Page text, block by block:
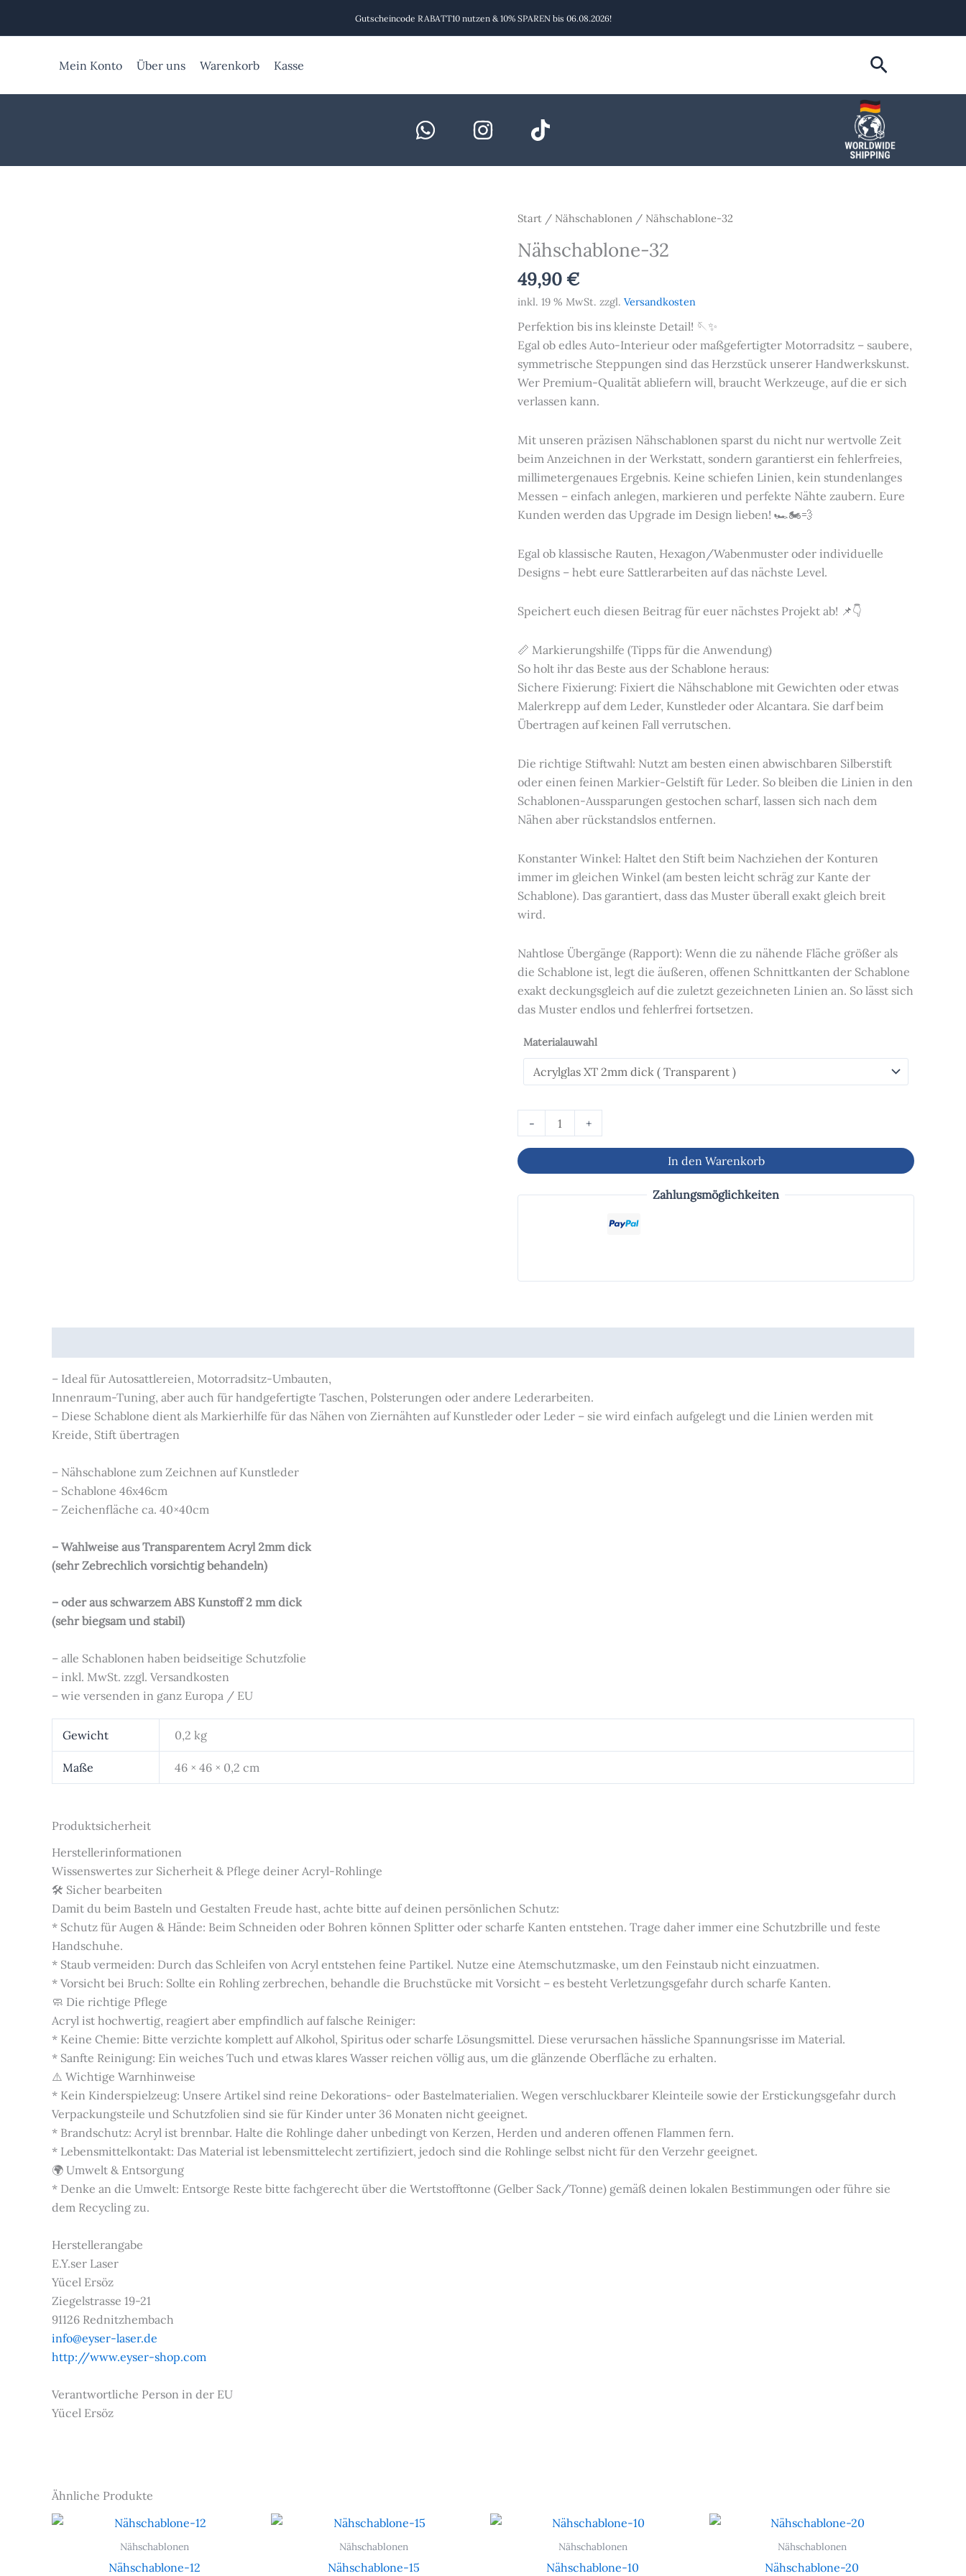
Gutscheincode RABATT10 nutzen & 10% SPAREN bis 06.08.2026!
Mein Konto Über uns Warenkorb Kasse Suchen
Start / Nähschablonen / Nähschablone-32
Nähschablone-32
49,90€
inkl. 19 % MwSt. zzgl. Versandkosten
Perfektion bis ins kleinste Detail! 🪡✨
Egal ob edles Auto-Interieur oder maßgefertigter Motorradsitz – saubere,
symmetrische Steppungen sind das Herzstück unserer Handwerkskunst.
Wer Premium-Qualität abliefern will, braucht Werkzeuge, auf die er sich
verlassen kann.
Mit unseren präzisen Nähschablonen sparst du nicht nur wertvolle Zeit
beim Anzeichnen in der Werkstatt, sondern garantierst ein fehlerfreies,
millimetergenaues Ergebnis. Keine schiefen Linien, kein stundenlanges
Messen – einfach anlegen, markieren und perfekte Nähte zaubern. Eure
Kunden werden das Upgrade im Design lieben! 🏎️🏍️💨
Egal ob klassische Rauten, Hexagon/Wabenmuster oder individuelle
Designs – hebt eure Sattlerarbeiten auf das nächste Level.
Speichert euch diesen Beitrag für euer nächstes Projekt ab! 📌👇
📏 Markierungshilfe (Tipps für die Anwendung)
So holt ihr das Beste aus der Schablone heraus:
Sichere Fixierung: Fixiert die Nähschablone mit Gewichten oder etwas
Malerkrepp auf dem Leder, Kunstleder oder Alcantara. Sie darf beim
Übertragen auf keinen Fall verrutschen.
Die richtige Stiftwahl: Nutzt am besten einen abwischbaren Silberstift
oder einen feinen Markier-Gelstift für Leder. So bleiben die Linien in den
Schablonen-Aussparungen gestochen scharf, lassen sich nach dem
Nähen aber rückstandslos entfernen.
Konstanter Winkel: Haltet den Stift beim Nachziehen der Konturen
immer im gleichen Winkel (am besten leicht schräg zur Kante der
Schablone). Das garantiert, dass das Muster überall exakt gleich breit
wird.
Nahtlose Übergänge (Rapport): Wenn die zu nähende Fläche größer als
die Schablone ist, legt die äußeren, offenen Schnittkanten der Schablone
exakt deckungsgleich auf die zuletzt gezeichneten Linien an. So lässt sich
das Muster endlos und fehlerfrei fortsetzen.
Materialauwahl
-
Nähschablone-
Menge
+
In den Warenkorb
Zahlungsmöglichkeiten
– Ideal für Autosattlereien, Motorradsitz-Umbauten,
Innenraum-Tuning, aber auch für handgefertigte Taschen, Polsterungen oder andere Lederarbeiten.
– Diese Schablone dient als Markierhilfe für das Nähen von Ziernähten auf Kunstleder oder Leder – sie wird einfach aufgelegt und die Linien werden mit
Kreide, Stift übertragen
– Nähschablone zum Zeichnen auf Kunstleder
– Schablone 46x46cm
– Zeichenfläche ca. 40×40cm
– Wahlweise aus Transparentem Acryl 2mm dick
(sehr Zebrechlich vorsichtig behandeln)
– oder aus schwarzem ABS Kunstoff 2 mm dick
(sehr biegsam und stabil)
– alle Schablonen haben beidseitige Schutzfolie
– inkl. MwSt. zzgl. Versandkosten
– wie versenden in ganz Europa / EU
Gewicht 0,2 kg
Maße 46 × 46 × 0,2 cm
Produktsicherheit
Herstellerinformationen
Wissenswertes zur Sicherheit & Pflege deiner Acryl-Rohlinge
🛠️ Sicher bearbeiten
Damit du beim Basteln und Gestalten Freude hast, achte bitte auf deinen persönlichen Schutz:
* Schutz für Augen & Hände: Beim Schneiden oder Bohren können Splitter oder scharfe Kanten entstehen. Trage daher immer eine Schutzbrille und feste
Handschuhe.
* Staub vermeiden: Durch das Schleifen von Acryl entstehen feine Partikel. Nutze eine Atemschutzmaske, um den Feinstaub nicht einzuatmen.
* Vorsicht bei Bruch: Sollte ein Rohling zerbrechen, behandle die Bruchstücke mit Vorsicht – es besteht Verletzungsgefahr durch scharfe Kanten.
🧼 Die richtige Pflege
Acryl ist hochwertig, reagiert aber empfindlich auf falsche Reiniger:
* Keine Chemie: Bitte verzichte komplett auf Alkohol, Spiritus oder scharfe Lösungsmittel. Diese verursachen hässliche Spannungsrisse im Material.
* Sanfte Reinigung: Ein weiches Tuch und etwas klares Wasser reichen völlig aus, um die glänzende Oberfläche zu erhalten.
⚠️ Wichtige Warnhinweise
* Kein Kinderspielzeug: Unsere Artikel sind reine Dekorations- oder Bastelmaterialien. Wegen verschluckbarer Kleinteile sowie der Erstickungsgefahr durch
Verpackungsteile und Schutzfolien sind sie für Kinder unter 36 Monaten nicht geeignet.
* Brandschutz: Acryl ist brennbar. Halte die Rohlinge daher unbedingt von Kerzen, Herden und anderen offenen Flammen fern.
* Lebensmittelkontakt: Das Material ist lebensmittelecht zertifiziert, jedoch sind die Rohlinge selbst nicht für den Verzehr geeignet.
🌍 Umwelt & Entsorgung
* Denke an die Umwelt: Entsorge Reste bitte fachgerecht über die Wertstofftonne (Gelber Sack/Tonne) gemäß deinen lokalen Bestimmungen oder führe sie
dem Recycling zu.
Herstellerangabe
E.Y.ser Laser
Yücel Ersöz
Ziegelstrasse 19-21
91126 Rednitzhembach
info@eyser-laser.de
http://www.eyser-shop.com
Verantwortliche Person in der EU
Yücel Ersöz
Ähnliche Produkte
Nähschablonen
Nähschablone-12
Nähschablonen
Nähschablone-15
Nähschablonen
Nähschablone-10
Nähschablonen
Nähschablone-20